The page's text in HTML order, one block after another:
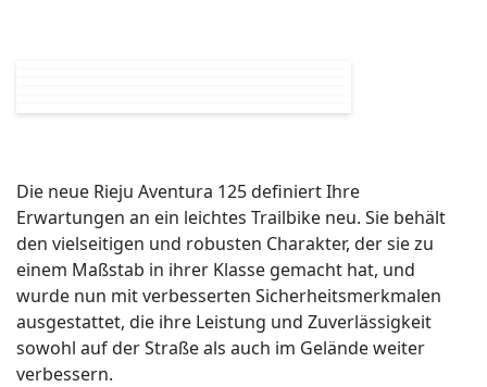
Die neue Rieju Aventura 125 definiert Ihre
Erwartungen an ein leichtes Trailbike neu. Sie behält
den vielseitigen und robusten Charakter, der sie zu
einem Maßstab in ihrer Klasse gemacht hat, und
wurde nun mit verbesserten Sicherheitsmerkmalen
ausgestattet, die ihre Leistung und Zuverlässigkeit
sowohl auf der Straße als auch im Gelände weiter
verbessern.